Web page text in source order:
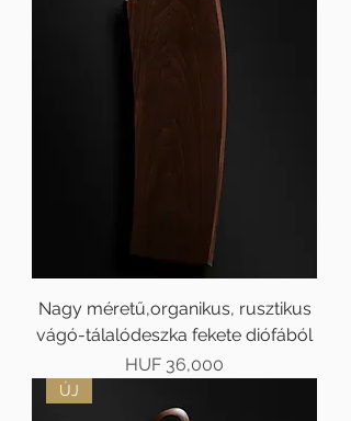
Nagy méretű,organikus, rusztikus
vágó-tálalódeszka fekete diófából
Price
HUF 36,000
ÚJ